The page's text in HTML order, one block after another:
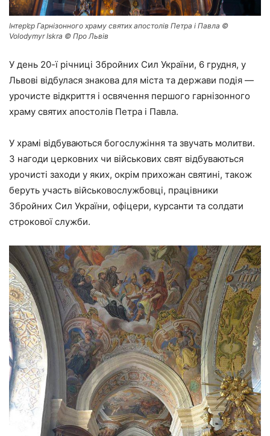
Інтер’єр Гарнізонного храму святих апостолів Петра і Павла ©
Volodymyr Iskra © Про Львів
У день 20-ї річниці Збройних Сил України, 6 грудня, у
Львові відбулася знакова для міста та держави подія —
урочисте відкриття і освячення першого гарнізонного
храму святих апостолів Петра і Павла.
У храмі відбуваються богослужіння та звучать молитви.
З нагоди церковних чи військових свят відбуваються
урочисті заходи у яких, окрім прихожан святині, також
беруть участь військовослужбовці, працівники
Збройних Сил України, офіцери, курсанти та солдати
строкової служби.